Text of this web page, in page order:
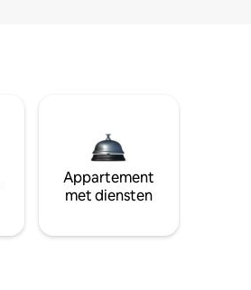
Appartement
met diensten